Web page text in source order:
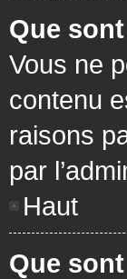
Que
Vous ne
contenu
raisons
par
Haut
Que